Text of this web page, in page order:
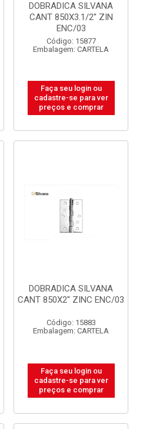
DOBRADICA SILVANA
CANT 850X3.1/2'' ZIN
ENC/03
Código: 15877
Embalagem: CARTELA
Faça seu login ou
cadastre-se para ver
preços e comprar
DOBRADICA SILVANA
CANT 850X2'' ZINC ENC/03
Código: 15883
Embalagem: CARTELA
Faça seu login ou
cadastre-se para ver
preços e comprar